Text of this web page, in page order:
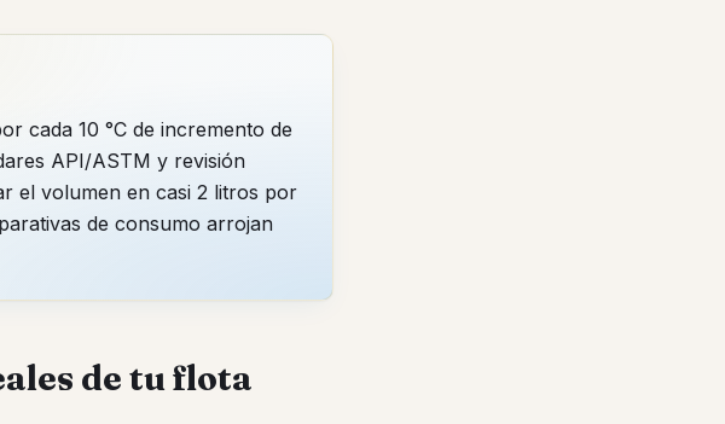
cada 10 °C de incremento de
API/ASTM y revisión
el volumen en casi 2 litros por
de consumo arrojan
de tu flota